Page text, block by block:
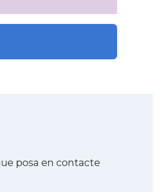
posa en contacte